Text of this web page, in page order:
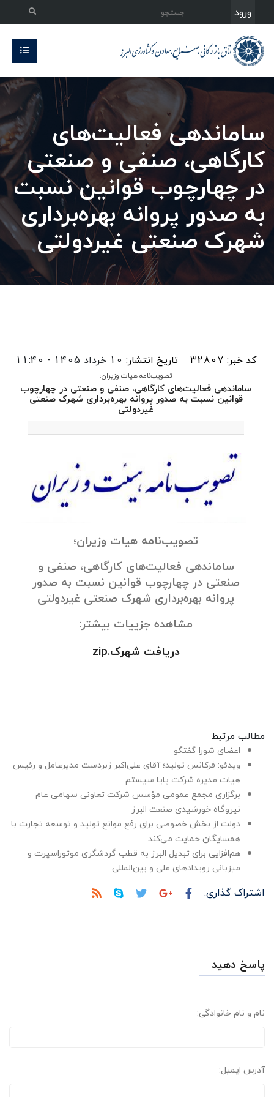
ورود
ساماندهی فعالیت‌های
کارگاهی، صنفی و صنعتی
در چهارچوب قوانین نسبت
به صدور پروانه بهره‌برداری
شهرک صنعتی غیردولتی
کد خبر: 32807 تاریخ انتشار: 10 خرداد 1405 - 11:40
تصویب‌نامه هیات وزیران؛
ساماندهی فعالیت‌های کارگاهی، صنفی و صنعتی در چهارچوب
قوانین نسبت به صدور پروانه بهره‌برداری شهرک صنعتی
غیردولتی
تصویب‌نامه هیات وزیران؛
ساماندهی فعالیت‌های کارگاهی، صنفی و
صنعتی در چهارچوب قوانین نسبت به صدور
پروانه بهره‌برداری شهرک صنعتی غیردولتی
مشاهده جزییات بیشتر:
دریافت شهرک.zip
مطالب مرتبط
اعضای شورا گفتگو
ویدئو: فرکانس تولید؛ آقای علی‌اکبر زبردست مدیرعامل و رئیس
هیات مدیره شرکت پایا سیستم
برگزاری مجمع عمومی مؤسس شرکت تعاونی سهامی عام
نیروگاه خورشیدی صنعت البرز
دولت از بخش خصوصی برای رفع موانع تولید و توسعه تجارت با
همسایگان حمایت می‌کند
هم‌افزایی برای تبدیل البرز به قطب گردشگری موتوراسپرت و
میزبانی رویدادهای ملی و بین‌المللی
اشتراک گذاری:
پاسخ دهید
نام و نام خانوادگی:
آدرس ایمیل: